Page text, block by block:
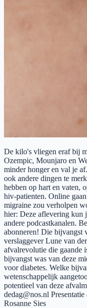
De kilo's vliegen eraf bij
Ozempic, Mounjaro en
minder honger en val je
ook andere dingen te
hebben op hart en vaten,
hiv-patienten. Online
migraine zou verholpen
hier: Deze aflevering kun
andere podcastkanalen.
abonneren! Die bijvangst
verslaggever Lune van
afvalrevolutie die gaande
bijvangst was van deze
voor diabetes. Welke
wetenschappelijk
potentieel van deze
dedag@nos.nl
Rosanne Sies